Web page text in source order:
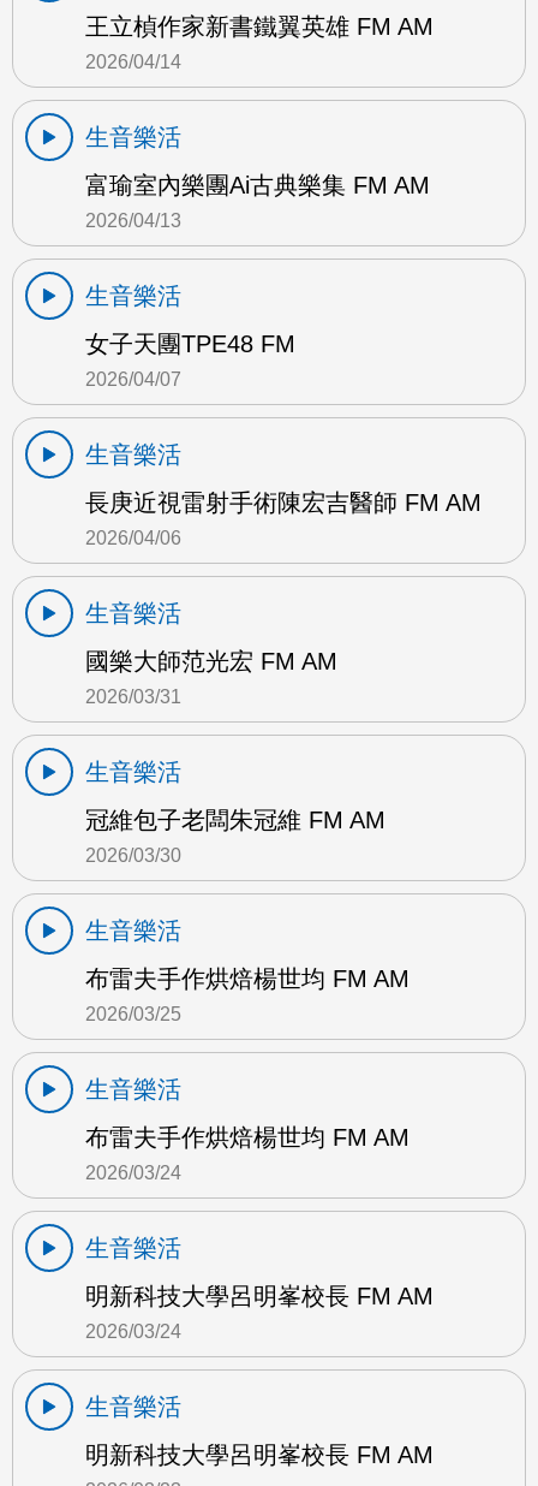
王立楨作家新書鐵翼英雄 FM AM
2026/04/14
生音樂活
富瑜室內樂團Ai古典樂集 FM AM
2026/04/13
生音樂活
女子天團TPE48 FM
2026/04/07
生音樂活
長庚近視雷射手術陳宏吉醫師 FM AM
2026/04/06
生音樂活
國樂大師范光宏 FM AM
2026/03/31
生音樂活
冠維包子老闆朱冠維 FM AM
2026/03/30
生音樂活
布雷夫手作烘焙楊世均 FM AM
2026/03/25
生音樂活
布雷夫手作烘焙楊世均 FM AM
2026/03/24
生音樂活
明新科技大學呂明峯校長 FM AM
2026/03/24
生音樂活
明新科技大學呂明峯校長 FM AM